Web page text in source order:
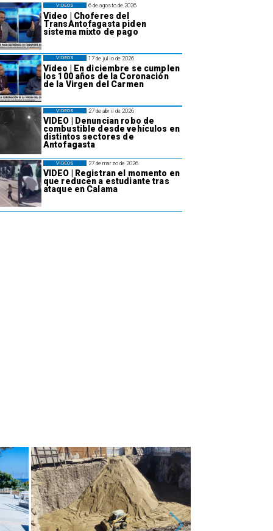
6 de agosto de 2026
Video | Choferes del
TransAntofagasta piden
sistema mixto de pago
VIDEOS
17 de julio de 2026
Video | En diciembre se cumplen
los 100 años de la Coronación
de la Virgen del Carmen
VIDEOS
27 de abril de 2026
VIDEO | Denuncian robo de
combustible desde vehículos en
distintos sectores de
Antofagasta
VIDEOS
27 de marzo de 2026
VIDEO | Registran el momento en
que reducen a estudiante tras
ataque en Calama
VIDEOS